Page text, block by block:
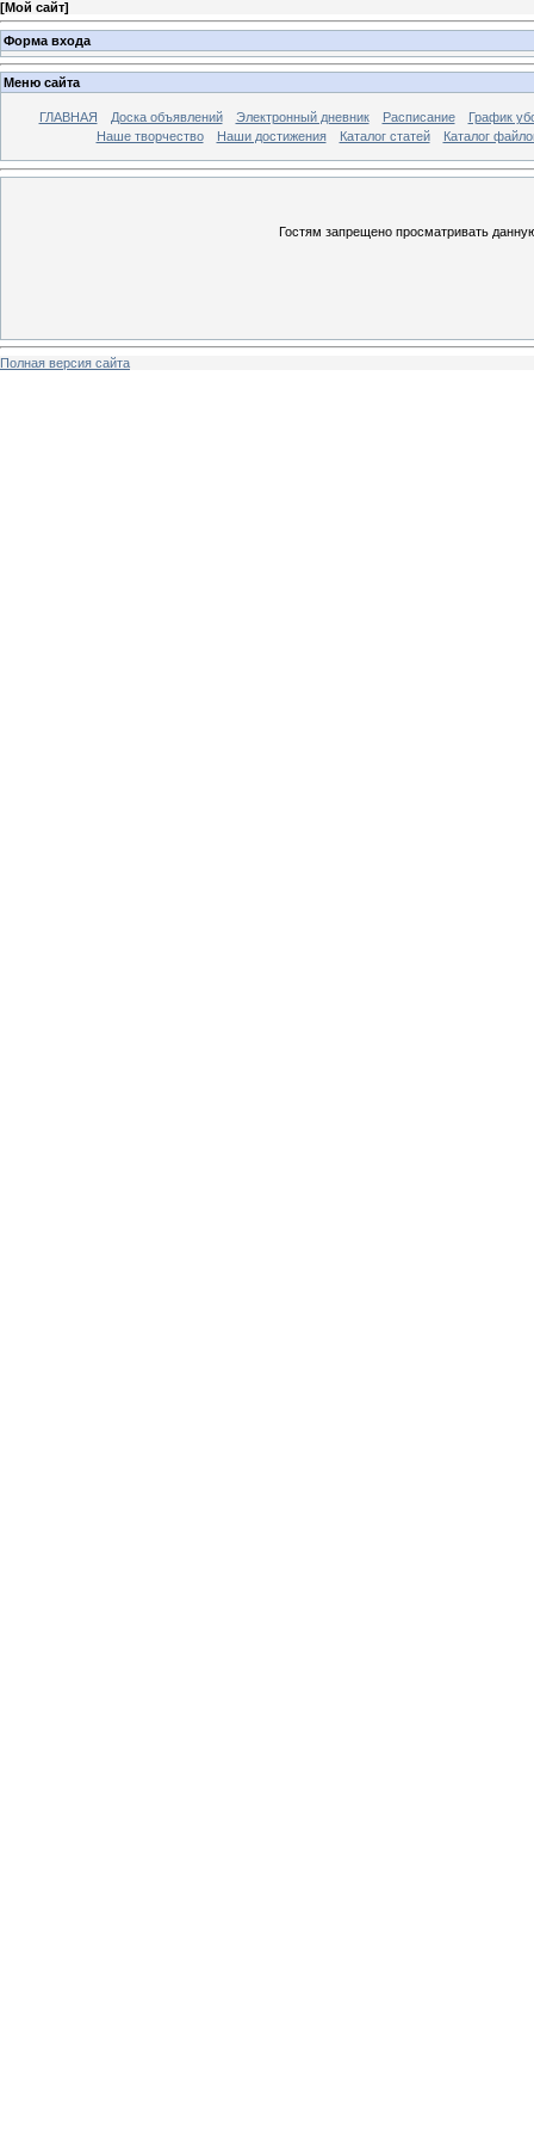
[Мой сайт]
Форма входа
Меню сайта
ГЛАВНАЯ Доска объявлений Электронный дневник Расписание
График
Наше творчество
Наши достижения Каталог статей Каталог
Гостям запрещено просматривать
Полная версия сайта